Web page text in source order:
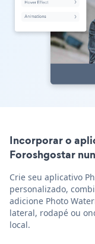
Incorporar o
Foroshgostar
Crie seu aplicativo
personalizado,
adicione Photo
lateral, rodapé ou
local.